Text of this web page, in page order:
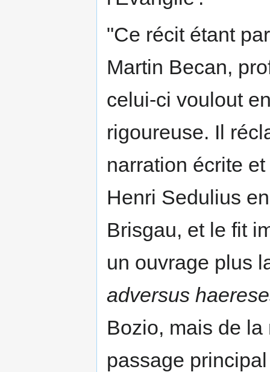
"Ce récit étant
Martin Becan,
celui-ci voulout
rigoureuse. Il
narration écrite
Henri Sedulius
Brisgau, et le fit
un ouvrage plus
adversus
Bozio, mais de
passage